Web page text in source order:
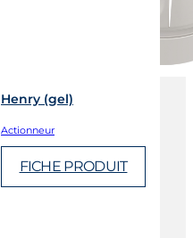
Henry (gel)
Actionneur
FICHE PRODUIT